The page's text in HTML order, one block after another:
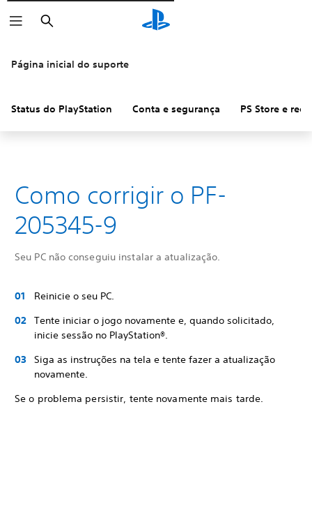
Pesquisar
Página inicial do suporte
Status do PlayStation Conta e segurança PS Store e
Como corrigir o PF-
205345-9
Seu PC não conseguiu instalar a atualização.
Reinicie o seu PC.
Tente iniciar o jogo novamente e, quando solicitado,
inicie sessão no PlayStation®.
Siga as instruções na tela e tente fazer a atualização
novamente.
Se o problema persistir, tente novamente mais tarde.